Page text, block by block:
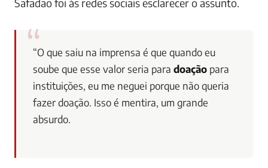
“O que saiu na imprensa é que quando eu
soube que esse valor seria para doação para
instituições, eu me neguei porque não queria
fazer doação. Isso é mentira, um grande
absurdo.